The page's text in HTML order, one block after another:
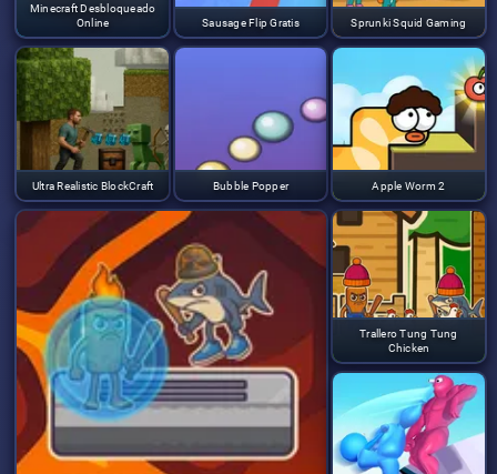
Minecraft Desbloqueado
Online
Sausage Flip Gratis Sprunki Squid Gaming
Ultra Realistic BlockCraft Bubble Popper Apple Worm 2
Trallero Tung Tung
Chicken